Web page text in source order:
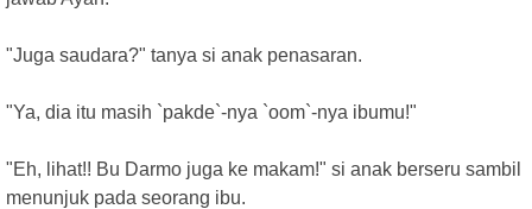
"Juga saudara?" tanya si anak penasaran.
"Ya, dia itu masih `pakde`-nya `oom`-nya ibumu!"
"Eh, lihat!! Bu Darmo juga ke makam!" si anak berseru sambil
menunjuk pada seorang ibu.